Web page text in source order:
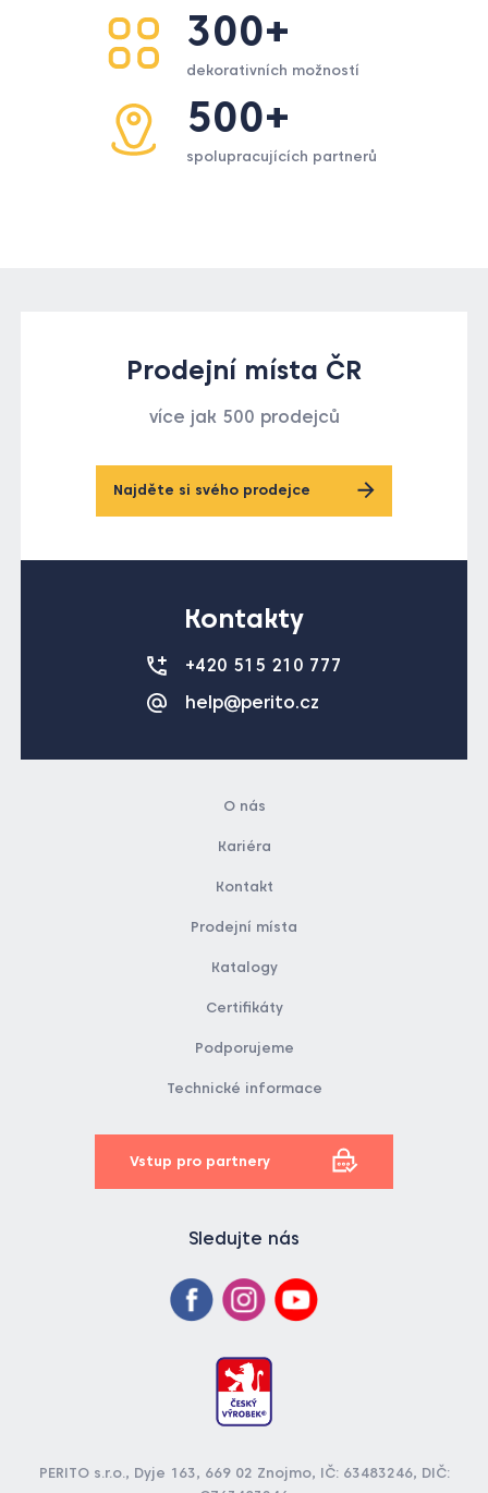
300+
dekorativních možností
500+
spolupracujících partnerů
Prodejní místa ČR
více jak 500 prodejců
Najděte si svého prodejce
Kontakty
+420 515 210 777
help@perito.cz
O nás
Kariéra
Kontakt
Prodejní místa
Katalogy
Certifikáty
Podporujeme
Technické informace
Sledujte nás
Vstup pro partnery
PERITO s.r.o., Dyje 163, 669 02 Znojmo, IČ: 63483246, DIČ: